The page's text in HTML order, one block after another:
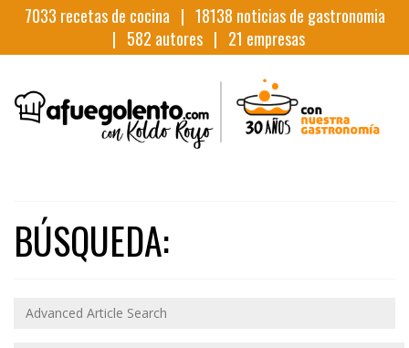
7033 recetas de cocina | 18138 noticias de gastronomia
| 582 autores | 21 empresas
BÚSQUEDA: